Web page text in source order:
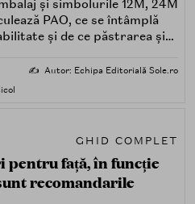
și simbolurile 12M, 24M
PAO, ce se întâmplă
și de ce păstrarea și
✍️ Autor: Echipa Editorială Sole.ro
GHID COMPLET
pentru față, în funcție
recomandarile